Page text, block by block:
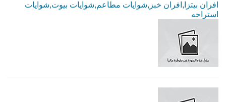
افران بيتزا,افران خبز,شوايات مطاعم,شوايات بيوت,شوايات
استراحه